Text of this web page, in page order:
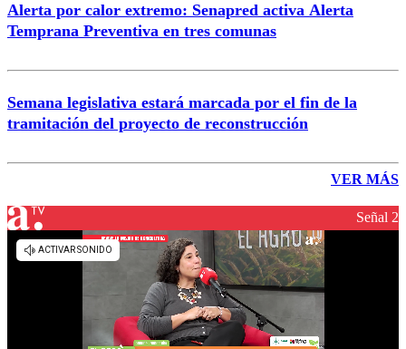
Alerta por calor extremo: Senapred activa Alerta
Temprana Preventiva en tres comunas
Semana legislativa estará marcada por el fin de la
tramitación del proyecto de reconstrucción
VER MÁS
Señal 2